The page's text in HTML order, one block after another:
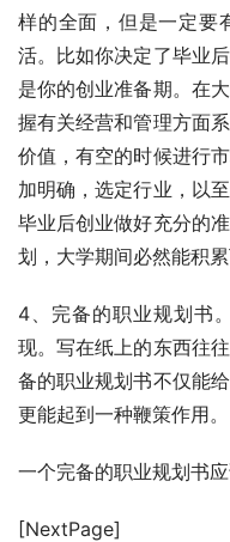
样的全面，但是一定要
活。比如你决定了毕业
是你的创业准备期。在
握有关经营和管理方面
价值，有空的时候进行
加明确，选定行业，以
毕业后创业做好充分的
划，大学期间必然能积累
4、完备的职业规划书
现。写在纸上的东西往
备的职业规划书不仅能
更能起到一种鞭策作用。
一个完备的职业规划书
[NextPage]